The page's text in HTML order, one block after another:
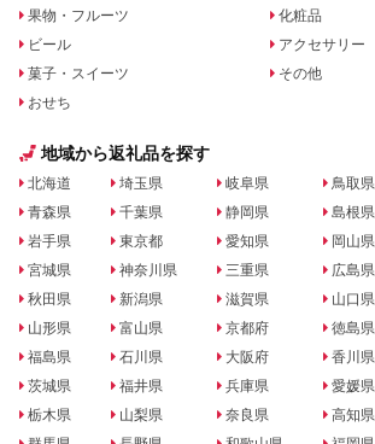
果物・フルーツ
ビール
菓子・スイーツ
おせち
化粧品
アクセサリー
その他
地域から返礼品を探す
北海道
青森県
岩手県
宮城県
秋田県
山形県
福島県
茨城県
栃木県
埼玉県
千葉県
東京都
神奈川県
新潟県
富山県
石川県
福井県
山梨県
岐阜県
静岡県
愛知県
三重県
滋賀県
京都府
大阪府
兵庫県
奈良県
鳥取県
島根県
岡山県
広島県
山口県
徳島県
香川県
愛媛県
高知県